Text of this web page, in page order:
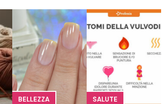
BELLEZZA SALUTE